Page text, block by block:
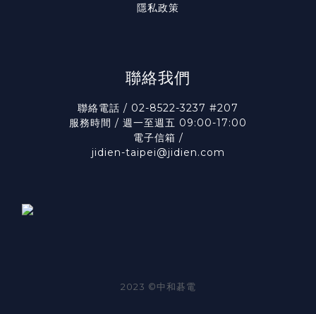
隱私政策
聯絡我們
聯絡電話 / 02-8522-3237 #207
服務時間 / 週一至週五 09:00-17:00
電子信箱 /
jidien-taipei@jidien.com
2023 ©中和碁電